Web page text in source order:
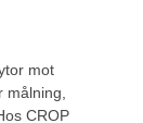
mot
CROP